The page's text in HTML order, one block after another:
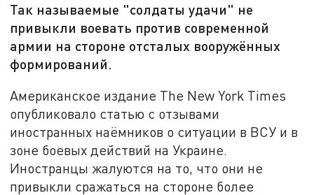
Так называемые "солдаты удачи" не
привыкли воевать против современной
армии на стороне отсталых вооружённых
формирований.
Американское издание The New York Times
опубликовало статью с отзывами
иностранных наёмников о ситуации в ВСУ и в
зоне боевых действий на Украине.
Иностранцы жалуются на то, что они не
привыкли сражаться на стороне более